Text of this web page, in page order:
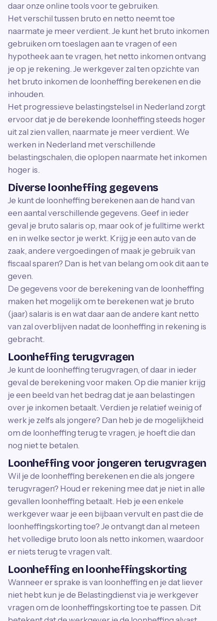
daar onze online tools voor te gebruiken.
Het verschil tussen bruto en netto neemt toe
naarmate je meer verdient. Je kunt het bruto inkomen
gebruiken om toeslagen aan te vragen of een
hypotheek aan te vragen, het netto inkomen ontvang
je op je rekening. Je werkgever zal ten opzichte van
het bruto inkomen de loonheffing berekenen en die
inhouden.
Het progressieve belastingstelsel in Nederland zorgt
ervoor dat je de berekende loonheffing steeds hoger
uit zal zien vallen, naarmate je meer verdient. We
werken in Nederland met verschillende
belastingschalen, die oplopen naarmate het inkomen
hoger is.
Diverse loonheffing gegevens
Je kunt de loonheffing berekenen aan de hand van
een aantal verschillende gegevens. Geef in ieder
geval je bruto salaris op, maar ook of je fulltime werkt
en in welke sector je werkt. Krijg je een auto van de
zaak, andere vergoedingen of maak je gebruik van
fiscaal sparen? Dan is het van belang om ook dit aan te
geven.
De gegevens voor de berekening van de loonheffing
maken het mogelijk om te berekenen wat je bruto
(jaar) salaris is en wat daar aan de andere kant netto
van zal overblijven nadat de loonheffing in rekening is
gebracht.
Loonheffing terugvragen
Je kunt de loonheffing terugvragen, of daar in ieder
geval de berekening voor maken. Op die manier krijg
je een beeld van het bedrag dat je aan belastingen
over je inkomen betaalt. Verdien je relatief weinig of
werk je zelfs als jongere? Dan heb je de mogelijkheid
om de loonheffing terug te vragen, je hoeft die dan
nog niet te betalen.
Loonheffing voor jongeren terugvragen
Wil je de loonheffing berekenen en die als jongere
terugvragen? Houd er rekening mee dat je niet in alle
gevallen loonheffing betaalt. Heb je een enkele
werkgever waar je een bijbaan vervult en past die de
loonheffingskorting toe? Je ontvangt dan al meteen
het volledige bruto loon als netto inkomen, waardoor
er niets terug te vragen valt.
Loonheffing en loonheffingskorting
Wanneer er sprake is van loonheffing en je dat liever
niet hebt kun je de Belastingdienst via je werkgever
vragen om de loonheffingskorting toe te passen. Dit